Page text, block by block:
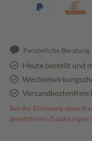
Persönliche Beratung
Heute bestellt und
Versandkostenfreie
Bei der Einlösung eines
gesetzlichen Zuzahlungen